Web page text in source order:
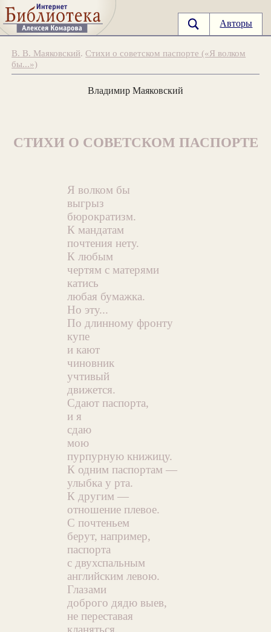
Авторы
В. В. Маяковский.Стихи о советском паспорте («Я волком
бы...»)
Владимир Маяковский
СТИХИ О СОВЕТСКОМ ПАСПОРТЕ
Я волком бы
выгрыз
бюрократизм.
К мандатам
почтения нету.
К любым
чертям с матерями
катись
любая бумажка.
Но эту...
По длинному фронту
купе
и кают
чиновник
учтивый
движется.
Сдают паспорта,
и я
сдаю
мою
пурпурную книжицу.
К одним паспортам —
улыбка у рта.
К другим —
отношение плевое.
С почтеньем
берут, например,
паспорта
с двухспальным
английским левою.
Глазами
доброго дядю выев,
не переставая
кланяться,